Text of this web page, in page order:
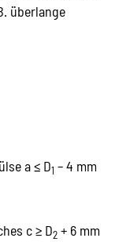
überlange
a ≤ D1 – 4 mm
c ≥ D2+ 6 mm